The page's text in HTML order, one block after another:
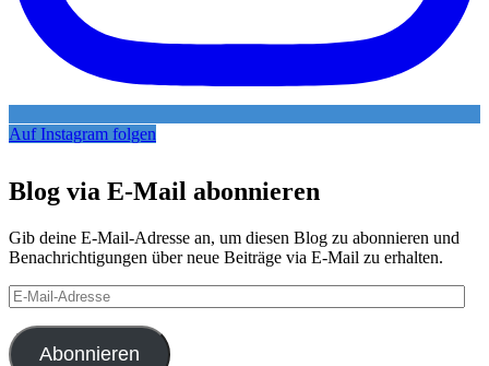
Auf Instagram folgen
Blog via E-Mail abonnieren
Gib deine E-Mail-Adresse an, um diesen Blog zu abonnieren und
Benachrichtigungen über neue Beiträge via E-Mail zu erhalten.
E-
Mail-
Adresse
Abonnieren